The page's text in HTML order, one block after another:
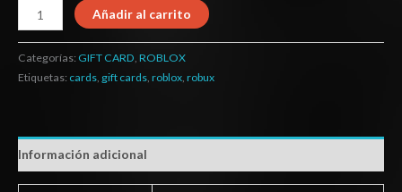
Añadir al carrito
Categorías: GIFT CARD, ROBLOX
Etiquetas: cards, gift cards, roblox, robux
Información adicional